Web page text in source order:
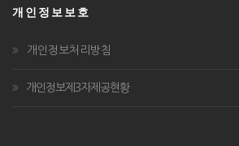
개인정보보호
개인정보처리방침
개인정보제3자제공현황